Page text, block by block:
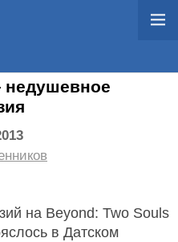
недушевное
на Beyond: Two Souls
в Датском